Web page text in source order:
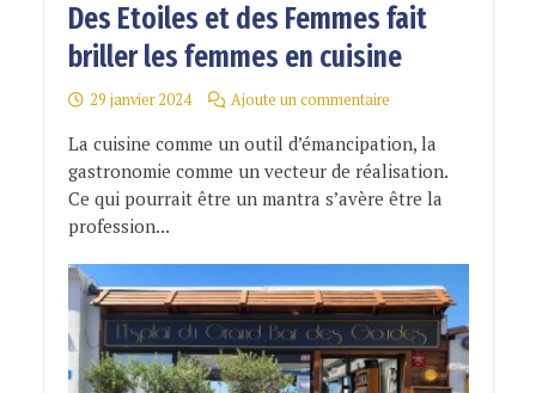
Des Etoiles et des Femmes fait
briller les femmes en cuisine
29 janvier 2024 Ajoute un commentaire
La cuisine comme un outil d’émancipation, la
gastronomie comme un vecteur de réalisation.
Ce qui pourrait être un mantra s’avère être la
profession...